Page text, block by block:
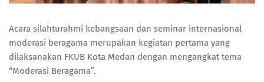
Acara silahturahmi kebangsaan dan seminar internasional
moderasi beragama merupakan kegiatan pertama yang
dilaksanakan FKUB Kota Medan dengan mengangkat tema
“Moderasi Beragama”.